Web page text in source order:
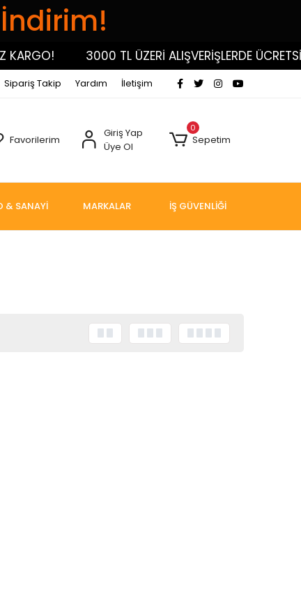
3000 TL ÜZERİ ALIŞVERİŞLERDE ÜCRETSİZ
Sipariş Takip Yardım İletişim
Favorilerim
Giriş Yap
Üye Ol
0
Sepetim
& SANAYİ MARKALAR İŞ GÜVENLİĞİ